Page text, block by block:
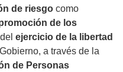
de riesgo como
de los
ejercicio de la libertad
a través de la
de Personas